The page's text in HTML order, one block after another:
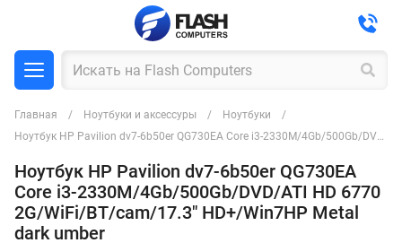
Главная Ноутбуки и аксессуры
Ноутбуки
Ноутбук HP Pavilion dv7-6b50er QG730EA Core i3-2330M/4Gb/500Gb/DVD/ATI HD 6770 2G/WiFi/BT/cam/17.3" HD+/Win7HP Metal dark umber
Ноутбук HP Pavilion dv7-6b50er QG730EA
Core i3-2330M/4Gb/500Gb/DVD/ATI HD 6770
2G/WiFi/BT/cam/17.3" HD+/Win7HP Metal
dark umber